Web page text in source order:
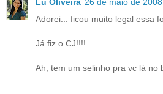
Adorei... ficou muito legal essa
Já fiz o CJ!!!!
Ah, tem um selinho pra vc lá no